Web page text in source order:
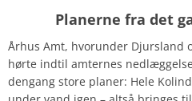
Planerne fra det
Århus Amt, hvorunder Djursland
hørte indtil amternes
dengang store planer: Hele